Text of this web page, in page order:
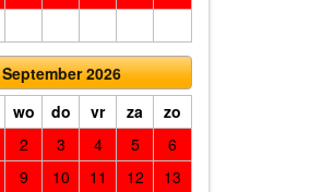
September 2026
wo do vr za
zo
2 3 4 5
6
9 10 11 12
13